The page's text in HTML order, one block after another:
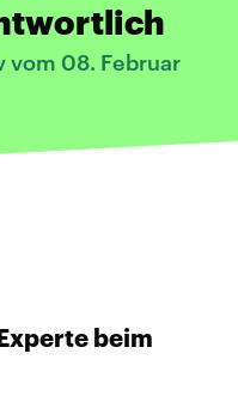
vom 08. Februar
beim